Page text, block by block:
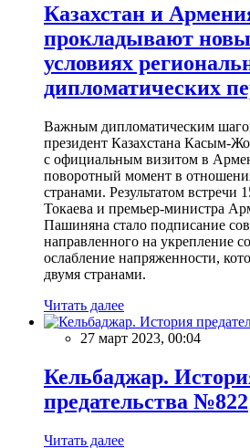
Казахстан и
прокладывают
условиях
дипломатических
Важным дипломатическим
президент Казахстана Касым-
с официальным визитом в
поворотный момент в
странами. Результатом встречи
Токаева и премьер-министра
Пашиняна стало подписание
направленного на укрепление
ослабление напряженности,
двумя странами.
Читать далее
27 март 2023, 00:04
Кельбаджар.
предательства №822
Читать далее